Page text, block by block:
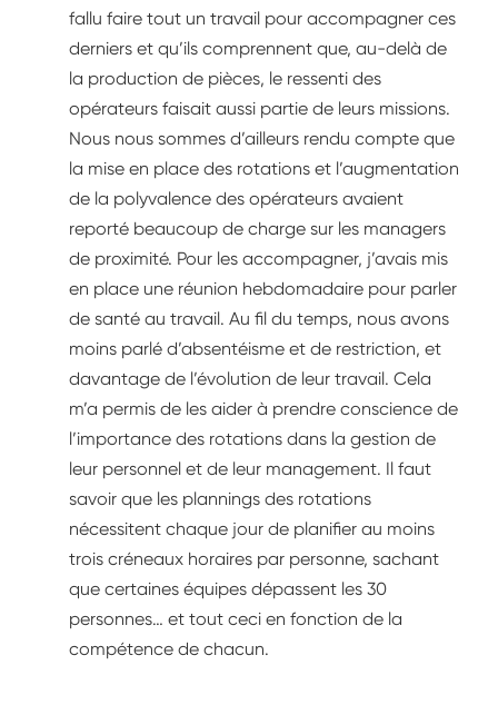
fallu faire tout un travail pour accompagner ces
derniers et qu’ils comprennent que, au-delà de
la production de pièces, le ressenti des
opérateurs faisait aussi partie de leurs missions.
Nous nous sommes d’ailleurs rendu compte que
la mise en place des rotations et l’augmentation
de la polyvalence des opérateurs avaient
reporté beaucoup de charge sur les managers
de proximité. Pour les accompagner, j’avais mis
en place une réunion hebdomadaire pour parler
de santé au travail. Au fil du temps, nous avons
moins parlé d’absentéisme et de restriction, et
davantage de l’évolution de leur travail. Cela
m’a permis de les aider à prendre conscience de
l’importance des rotations dans la gestion de
leur personnel et de leur management. Il faut
savoir que les plannings des rotations
nécessitent chaque jour de planifier au moins
trois créneaux horaires par personne, sachant
que certaines équipes dépassent les 30
personnes… et tout ceci en fonction de la
compétence de chacun.